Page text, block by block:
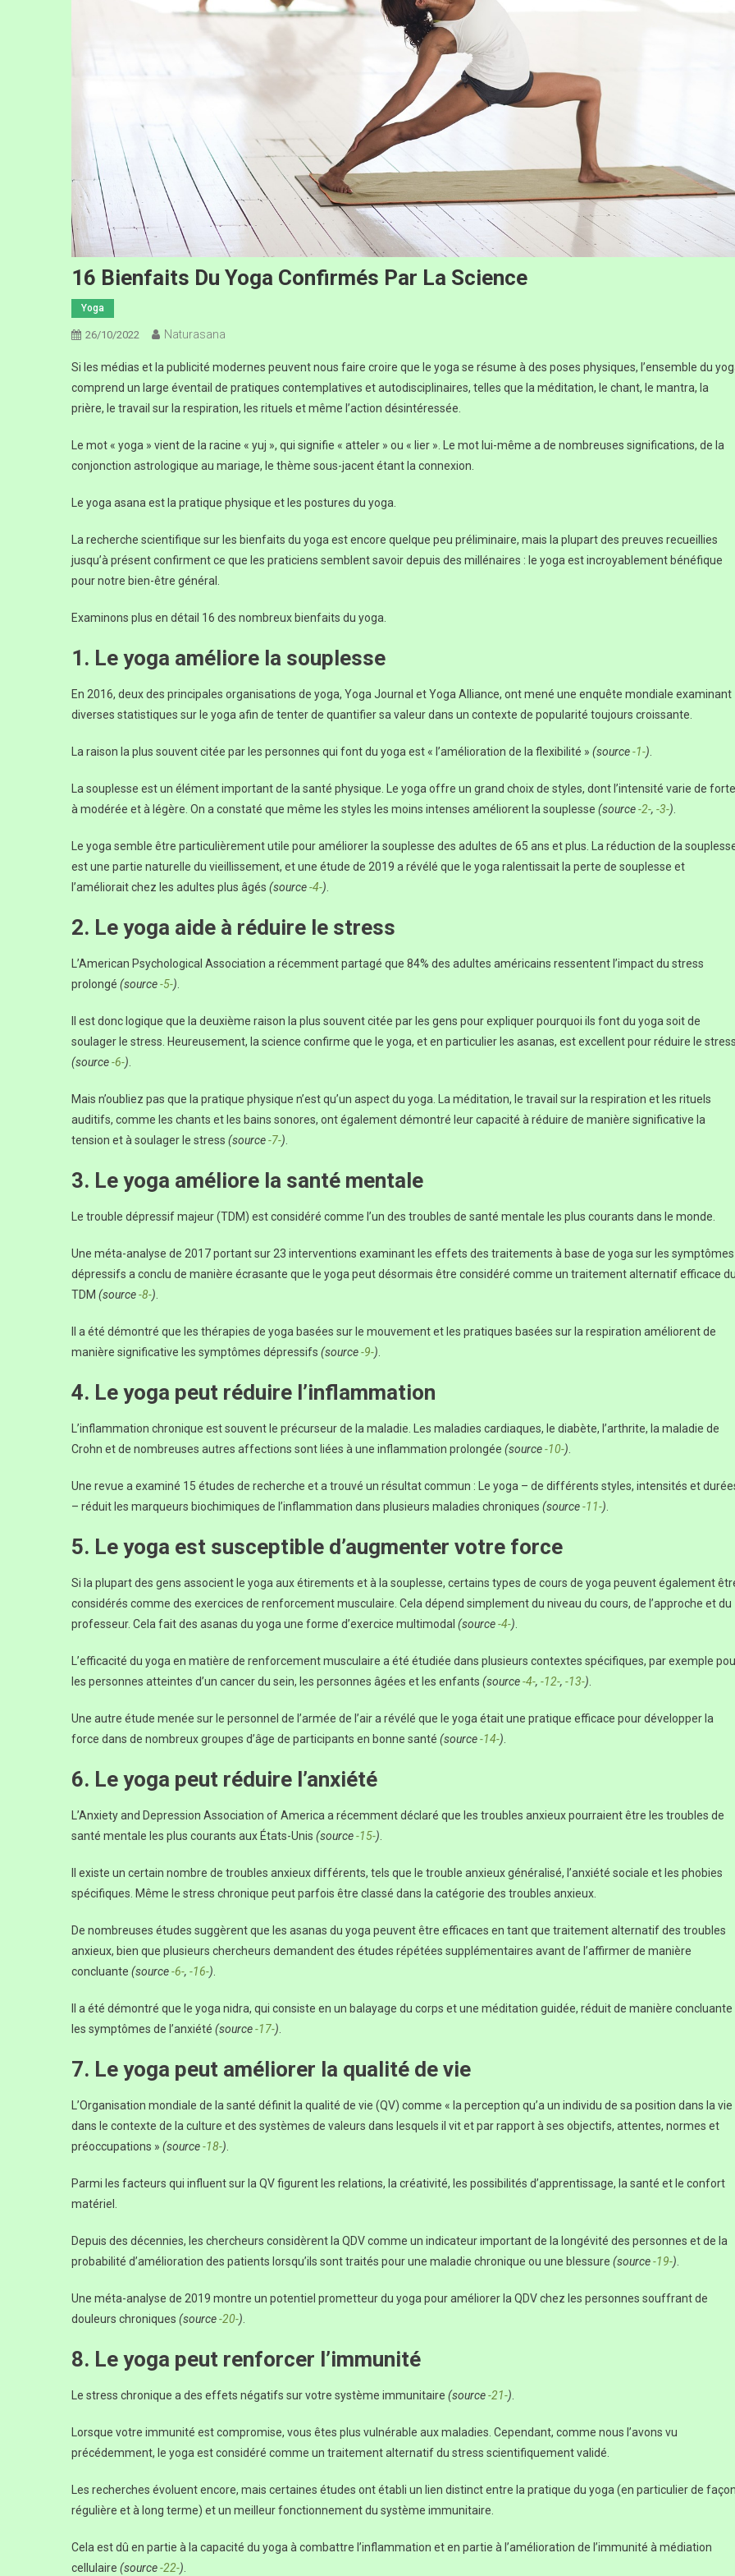
16 Bienfaits Du Yoga Confirmés Par La Science
Yoga
26/10/2022 Naturasana
Si les médias et la publicité modernes peuvent nous faire croire que le yoga se résume à des poses physiques, l’ensemble du
comprend un large éventail de pratiques contemplatives et autodisciplinaires, telles que la méditation, le chant, le mantra, la
prière, le travail sur la respiration, les rituels et même l’action désintéressée.
Le mot « yoga » vient de la racine « yuj », qui signifie « atteler » ou « lier ». Le mot lui-même a de nombreuses significations, de la
conjonction astrologique au mariage, le thème sous-jacent étant la connexion.
Le yoga asana est la pratique physique et les postures du yoga.
La recherche scientifique sur les bienfaits du yoga est encore quelque peu préliminaire, mais la plupart des preuves recueillies
jusqu’à présent confirment ce que les praticiens semblent savoir depuis des millénaires : le yoga est incroyablement bénéfique
pour notre bien-être général.
Examinons plus en détail 16 des nombreux bienfaits du yoga.
1. Le yoga améliore la souplesse
En 2016, deux des principales organisations de yoga, Yoga Journal et Yoga Alliance, ont mené une enquête mondiale examinant
diverses statistiques sur le yoga afin de tenter de quantifier sa valeur dans un contexte de popularité toujours croissante.
La raison la plus souvent citée par les personnes qui font du yoga est « l’amélioration de la flexibilité » (source-1-)
La souplesse est un élément important de la santé physique. Le yoga offre un grand choix de styles, dont l’intensité varie de forte
à modérée et à légère. On a constaté que même les styles les moins intenses améliorent la souplesse (source-2-, -3-)
Le yoga semble être particulièrement utile pour améliorer la souplesse des adultes de 65 ans et plus. La réduction de la
est une partie naturelle du vieillissement, et une étude de 2019 a révélé que le yoga ralentissait la perte de souplesse et
l’améliorait chez les adultes plus âgés (source-4-)
2. Le yoga aide à réduire le stress
L’American Psychological Association a récemment partagé que 84% des adultes américains ressentent l’impact du stress
prolongé (source-5-)
Il est donc logique que la deuxième raison la plus souvent citée par les gens pour expliquer pourquoi ils font du yoga soit de
soulager le stress. Heureusement, la science confirme que le yoga, et en particulier les asanas, est excellent pour réduire le
(source-6-)
Mais n’oubliez pas que la pratique physique n’est qu’un aspect du yoga. La méditation, le travail sur la respiration et les rituels
auditifs, comme les chants et les bains sonores, ont également démontré leur capacité à réduire de manière significative la
tension et à soulager le stress (source-7-)
3. Le yoga améliore la santé mentale
Le trouble dépressif majeur (TDM) est considéré comme l’un des troubles de santé mentale les plus courants dans le monde.
Une méta-analyse de 2017 portant sur 23 interventions examinant les effets des traitements à base de yoga sur les symptômes
dépressifs a conclu de manière écrasante que le yoga peut désormais être considéré comme un traitement alternatif efficace
TDM (source-8-)
Il a été démontré que les thérapies de yoga basées sur le mouvement et les pratiques basées sur la respiration améliorent de
manière significative les symptômes dépressifs (source-9-)
4. Le yoga peut réduire l’inflammation
L’inflammation chronique est souvent le précurseur de la maladie. Les maladies cardiaques, le diabète, l’arthrite, la maladie de
Crohn et de nombreuses autres affections sont liées à une inflammation prolongée (source-10-)
Une revue a examiné 15 études de recherche et a trouvé un résultat commun : Le yoga – de différents styles, intensités et
– réduit les marqueurs biochimiques de l’inflammation dans plusieurs maladies chroniques (source-11-)
5. Le yoga est susceptible d’augmenter votre force
Si la plupart des gens associent le yoga aux étirements et à la souplesse, certains types de cours de yoga peuvent également
considérés comme des exercices de renforcement musculaire. Cela dépend simplement du niveau du cours, de l’approche et du
professeur. Cela fait des asanas du yoga une forme d’exercice multimodal (source-4-)
L’efficacité du yoga en matière de renforcement musculaire a été étudiée dans plusieurs contextes spécifiques, par exemple
les personnes atteintes d’un cancer du sein, les personnes âgées et les enfants (source-4-, -12-, -13-)
Une autre étude menée sur le personnel de l’armée de l’air a révélé que le yoga était une pratique efficace pour développer la
force dans de nombreux groupes d’âge de participants en bonne santé (source-14-)
6. Le yoga peut réduire l’anxiété
L’Anxiety and Depression Association of America a récemment déclaré que les troubles anxieux pourraient être les troubles de
santé mentale les plus courants aux États-Unis (source-15-)
Il existe un certain nombre de troubles anxieux différents, tels que le trouble anxieux généralisé, l’anxiété sociale et les phobies
spécifiques. Même le stress chronique peut parfois être classé dans la catégorie des troubles anxieux.
De nombreuses études suggèrent que les asanas du yoga peuvent être efficaces en tant que traitement alternatif des troubles
anxieux, bien que plusieurs chercheurs demandent des études répétées supplémentaires avant de l’affirmer de manière
concluante (source-6-, -16-)
Il a été démontré que le yoga nidra, qui consiste en un balayage du corps et une méditation guidée, réduit de manière concluante
les symptômes de l’anxiété (source-17-)
7. Le yoga peut améliorer la qualité de vie
L’Organisation mondiale de la santé définit la qualité de vie (QV) comme « la perception qu’a un individu de sa position dans la vie
dans le contexte de la culture et des systèmes de valeurs dans lesquels il vit et par rapport à ses objectifs, attentes, normes et
préoccupations » (source-18-)
Parmi les facteurs qui influent sur la QV figurent les relations, la créativité, les possibilités d’apprentissage, la santé et le confort
matériel.
Depuis des décennies, les chercheurs considèrent la QDV comme un indicateur important de la longévité des personnes et de la
probabilité d’amélioration des patients lorsqu’ils sont traités pour une maladie chronique ou une blessure (source-19-)
Une méta-analyse de 2019 montre un potentiel prometteur du yoga pour améliorer la QDV chez les personnes souffrant de
douleurs chroniques (source-20-)
8. Le yoga peut renforcer l’immunité
Le stress chronique a des effets négatifs sur votre système immunitaire (source-21-)
Lorsque votre immunité est compromise, vous êtes plus vulnérable aux maladies. Cependant, comme nous l’avons vu
précédemment, le yoga est considéré comme un traitement alternatif du stress scientifiquement validé.
Les recherches évoluent encore, mais certaines études ont établi un lien distinct entre la pratique du yoga (en particulier de
régulière et à long terme) et un meilleur fonctionnement du système immunitaire.
Cela est dû en partie à la capacité du yoga à combattre l’inflammation et en partie à l’amélioration de l’immunité à médiation
cellulaire (source-22-)